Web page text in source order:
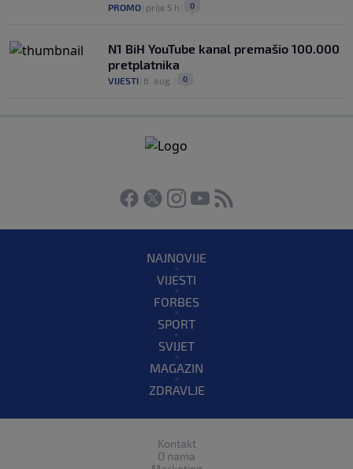
PROMO prije 5 h 0
N1 BiH YouTube kanal premašio 100.000
pretplatnika
VIJESTI 6. aug. 0
NAJNOVIJE
VIJESTI
FORBES
SPORT
SVIJET
MAGAZIN
ZDRAVLJE
Kontakt
O nama